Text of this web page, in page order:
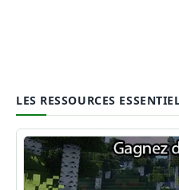
LES RESSOURCES